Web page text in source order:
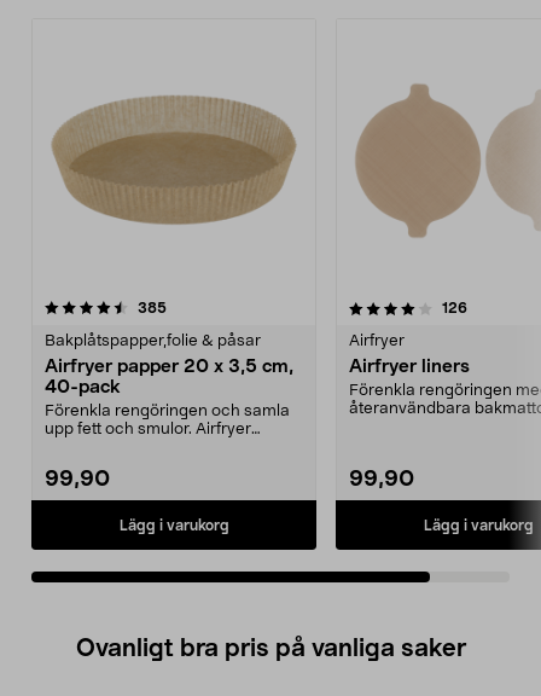
385recensioner
Bakplåtspapper,folie & påsar
Airfryer papper 20 x 3,5 cm,
40-pack
Förenkla rengöringen och samla
upp fett och smulor. Airfryer
99,90
Lägg i varukorg
4.0av 5 stjärnor 126
Airfryer
Airfryer liners
Förenkla rengöringen
återanvändbara
99,90
Lägg i varukorg
Ovanligt bra pris på vanliga saker